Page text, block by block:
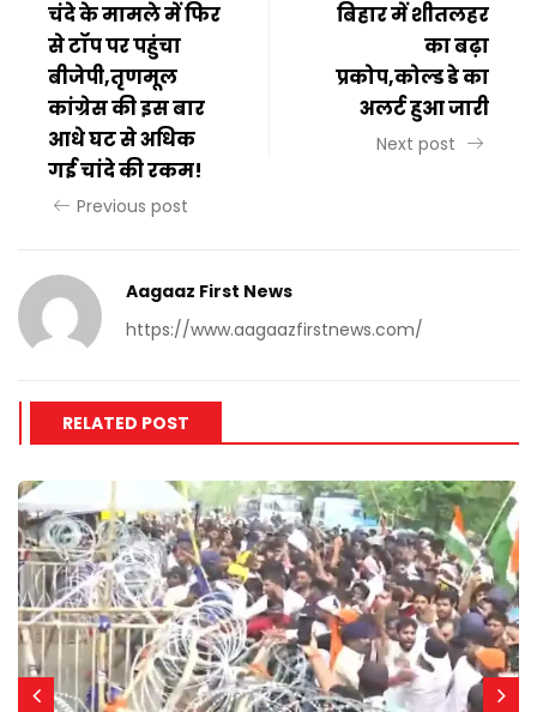
चंदे के मामले में फिर
से टॉप पर पहुंचा
बीजेपी,तृणमूल
कांग्रेस की इस बार
आधे घट से अधिक
गई चांदे की रकम!
Previous post
बिहार में शीतलहर
का बढ़ा
प्रकोप,कोल्ड डे का
अलर्ट हुआ जारी
Next post
Aagaaz First News
https://www.aagaazfirstnews.com/
RELATED POST